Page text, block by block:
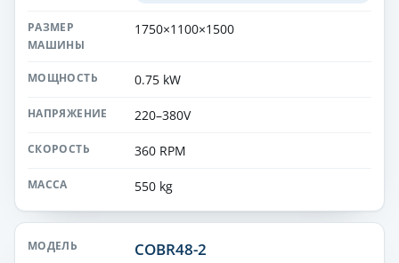
1750×1100×1500
0.75 kW
220–380V
360 RPM
550 kg
COBR48-2